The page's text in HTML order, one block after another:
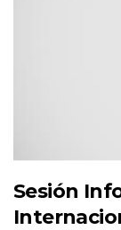
Sesión